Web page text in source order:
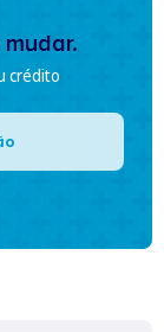
crédito